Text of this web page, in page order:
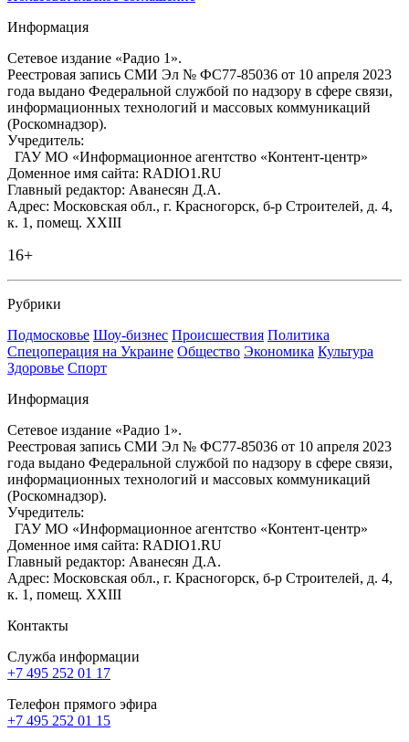
Информация
Сетевое издание «Радио 1».
Реестровая запись СМИ Эл № ФС77-85036 от 10 апреля 2023
года выдано Федеральной службой по надзору в сфере связи,
информационных технологий и массовых коммуникаций
(Роскомнадзор).
Учредитель:
ГАУ МО «Информационное агентство «Контент-центр»
Доменное имя сайта: RADIO1.RU
Главный редактор: Аванесян Д.А.
Адрес: Московская обл., г. Красногорск, б-р Строителей, д. 4,
к. 1, помещ. XXIII
16+
Рубрики
Подмосковье Шоу-бизнес Происшествия Политика
Спецоперация на Украине Общество Экономика Культура
Здоровье Спорт
Информация
Сетевое издание «Радио 1».
Реестровая запись СМИ Эл № ФС77-85036 от 10 апреля 2023
года выдано Федеральной службой по надзору в сфере связи,
информационных технологий и массовых коммуникаций
(Роскомнадзор).
Учредитель:
ГАУ МО «Информационное агентство «Контент-центр»
Доменное имя сайта: RADIO1.RU
Главный редактор: Аванесян Д.А.
Адрес: Московская обл., г. Красногорск, б-р Строителей, д. 4,
к. 1, помещ. XXIII
Контакты
Служба информации
+7 495 252 01 17
Телефон прямого эфира
+7 495 252 01 15